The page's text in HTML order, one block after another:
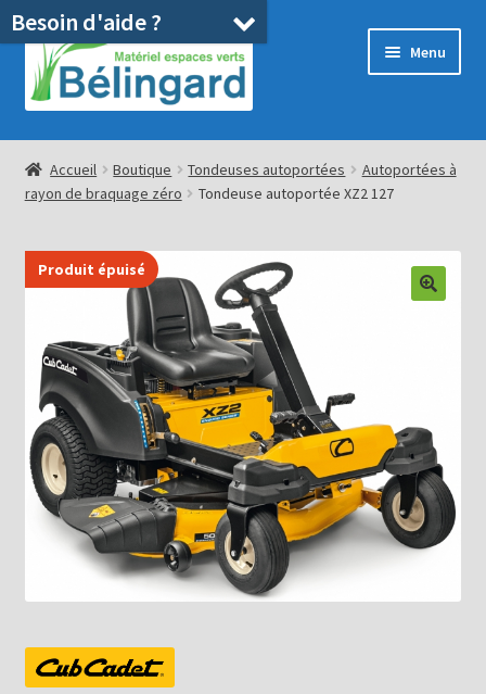
Aller
la
Aller
au
contenu
Menu
Accueil
Boutique
Location
Pièces détachées/SAV
Ouvrir
Occasions
Blog
Accueil Boutique Tondeuses autoportées
Autoportées à
rayon de braquage zéro
Tondeuse autoportée XZ2 127
Produit épuisé
Besoin d'aide ?